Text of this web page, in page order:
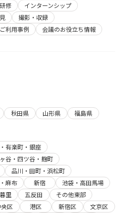
修
インターンシップ
撮影・収録
ご利用事例 会議のお役立ち情報
秋田県 山形県
福島県
有楽町・銀座
谷・四ツ谷・麹町
品川・田町・浜松町
麻布 新宿
池袋・高田馬場
里 五反田
その他東部
区 港区 新宿区
文京区